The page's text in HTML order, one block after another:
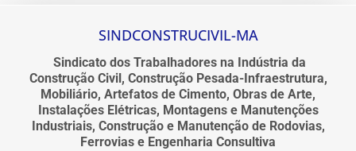
SINDCONSTRUCIVIL-MA
Sindicato dos Trabalhadores na Indústria da
Construção Civil, Construção Pesada-Infraestrutura,
Mobiliário, Artefatos de Cimento, Obras de Arte,
Instalações Elétricas, Montagens e Manutenções
Industriais, Construção e Manutenção de Rodovias,
Ferrovias e Engenharia Consultiva